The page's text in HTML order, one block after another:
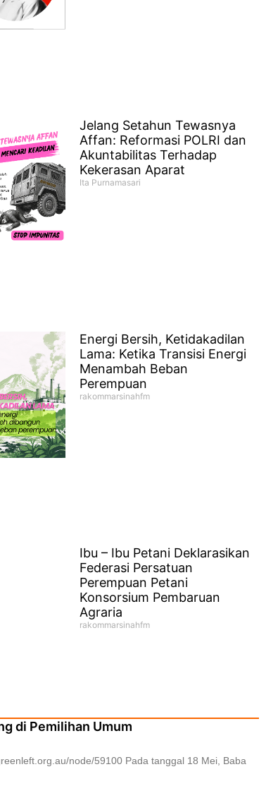
Jelang Setahun Tewasnya
Affan: Reformasi POLRI dan
Akuntabilitas Terhadap
Kekerasan Aparat
Ita Purnamasari
Energi Bersih, Ketidakadilan
Lama: Ketika Transisi Energi
Menambah Beban
Perempuan
rakommarsinahfm
Ibu – Ibu Petani Deklarasikan
Federasi Persatuan
Perempuan Petani
Konsorsium Pembaruan
Agraria
rakommarsinahfm
di Pemilihan Umum
node/59100 Pada tanggal 18 Mei, Baba